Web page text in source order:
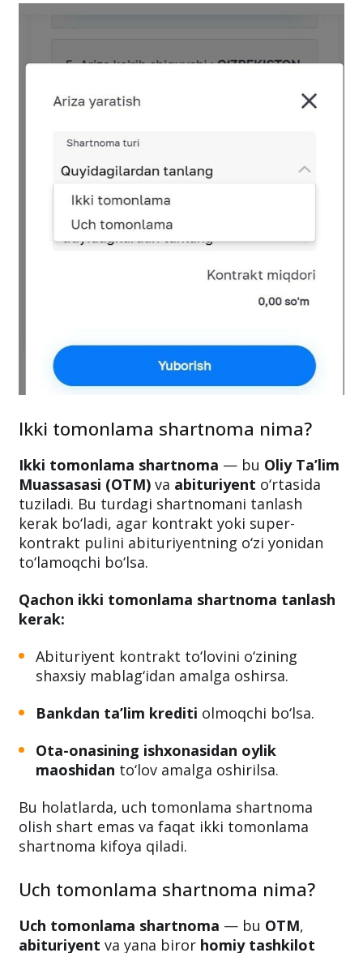
Ikki tomonlama shartnoma nima?
Ikki tomonlama shartnoma — bu Oliy Ta’lim
Muassasasi (OTM) va abituriyent o‘rtasida
tuziladi. Bu turdagi shartnomani tanlash
kerak bo‘ladi, agar kontrakt yoki super-
kontrakt pulini abituriyentning o‘zi yonidan
to‘lamoqchi bo‘lsa.
Qachon ikki tomonlama shartnoma tanlash
kerak:
Abituriyent kontrakt to‘lovini o‘zining
shaxsiy mablag‘idan amalga oshirsa.
Bankdan ta’lim krediti olmoqchi bo‘lsa.
Ota-onasining ishxonasidan oylik
maoshidan to‘lov amalga oshirilsa.
Bu holatlarda, uch tomonlama shartnoma
olish shart emas va faqat ikki tomonlama
shartnoma kifoya qiladi.
Uch tomonlama shartnoma nima?
Uch tomonlama shartnoma — bu OTM,
abituriyent va yana biror homiy tashkilot